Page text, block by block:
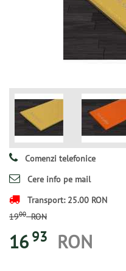
Comenzi telefonice
Cere info pe mail
Transport: 25.00 RON
1900RON
16 93 RON